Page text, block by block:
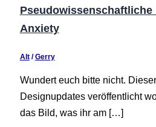
Anxiety
Alt/Gerry
Wundert euch bitte nicht.
Designupdates veröffentlicht
das Bild, was ihr am […]